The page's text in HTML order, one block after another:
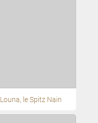
Louna, le Spitz Nain